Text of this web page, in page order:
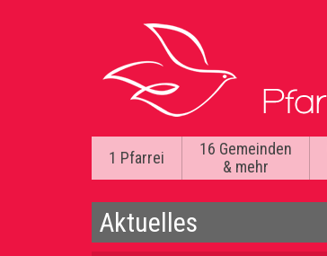
1 Pfarrei
16 Gemeinden
& mehr
Aktuelles